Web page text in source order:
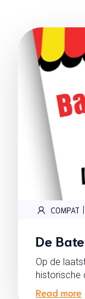
COMPAT |
De
Op de
historische
Read more